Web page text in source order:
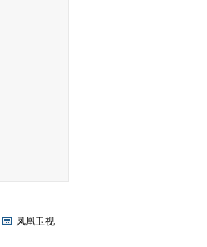
凤凰卫视